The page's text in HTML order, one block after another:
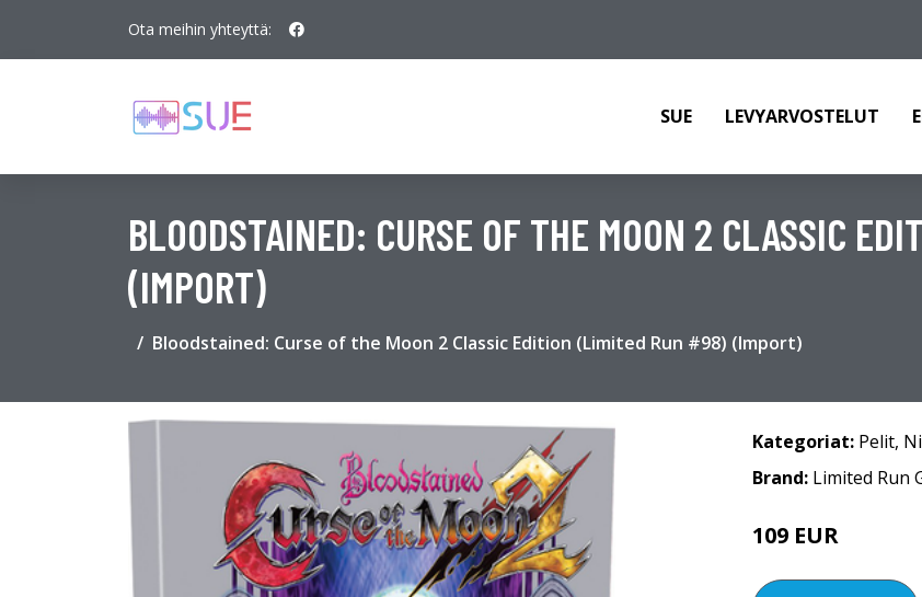
Ota meihin yhteyttä:
SUE LEVYARVOSTELUT
BLOODSTAINED: CURSE OF THE MOON 2 CLASSIC
(IMPORT)
Bloodstained: Curse of the Moon 2 Classic Edition (Limited Run #98) (Import)
Kategoriat: Pelit,
Brand: Limited Run
109 EUR